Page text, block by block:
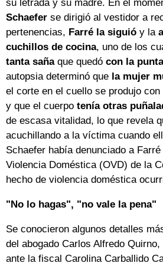
su letrada y su madre. En el
Schaefer se dirigió al vestidor a
pertenencias, Farré la siguió y la
cuchillos de cocina, uno de los
tanta sañaque quedó con la
autopsia determinó que la mujer
el corte en el cuello se produjo
y que el cuerpo tenía otras
de escasa vitalidad, lo que revela
acuchillando a la víctima cuando
Schaefer había denunciado a
Violencia Doméstica (OVD) de la
hecho de violencia doméstica
"No lo hagas", "no vale la pena"
Se conocieron algunos detalles
del abogado Carlos Alfredo
ante la fiscal Carolina Carballido